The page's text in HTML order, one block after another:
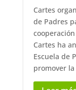
Cartes
de Padres
Cartes ha
Escuela de
promover